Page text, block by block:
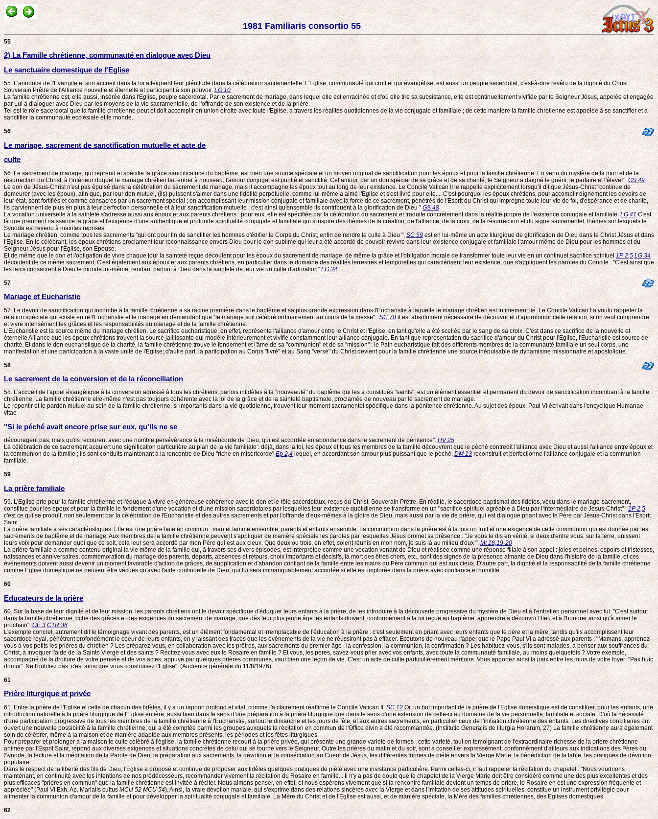
1981 Familiaris consortio 55
55
2) La Famille chrétienne, communauté en dialogue avec Dieu
Le sanctuaire domestique de l'Eglise
55. L'annonce de l'Evangile et son accueil dans la foi atteignent leur plénitude dans la célébration sacramentelle. L'Eglise, communauté qui croit et qui évangélise, est aussi un peuple sacerdotal, c'est-à-dire revêtu de la dignité du Christ
Souverain Prêtre de l'Alliance nouvelle et éternelle et participant à son pouvoir. LG 10
La famille chrétienne est, elle aussi, insérée dans l'Eglise, peuple sacerdotal. Par le sacrement de mariage, dans lequel elle est enracinée et d'où elle tire sa subsistance, elle est continuellement vivifiée par le Seigneur Jésus, appelée et engagée
par Lui à dialoguer avec Dieu par les moyens de la vie sacramentelle, de l'offrande de son existence et de la prière.
Tel est le rôle sacerdotal que la famille chrétienne peut et doit accomplir en union étroite avec toute l'Eglise, à travers les réalités quotidiennes de la vie conjugale et familiale ; de cette manière la famille chrétienne est appelée à se sanctifier et à
sanctifier la communauté ecclésiale et le monde.
56
Le mariage, sacrement de sanctification mutuelle et acte de
culte
56. Le sacrement de mariage, qui reprend et spécifie la grâce sanctificatrice du baptême, est bien une source spéciale et un moyen original de sanctification pour les époux et pour la famille chrétienne. En vertu du mystère de la mort et de la
résurrection du Christ, à l'intérieur duquel le mariage chrétien fait entrer à nouveau, l'amour conjugal est purifié et sanctifié: Cet amour, par un don spécial de sa grâce et de sa charité, le Seigneur a daigné le guérir, le parfaire et l'élever". GS 49
Le don de Jésus-Christ n'est pas épuisé dans la célébration du sacrement de mariage, mais il accompagne les époux tout au long de leur existence. Le Concile Vatican II le rappelle explicitement lorsqu'il dit que Jésus-Christ "continue de
demeurer (avec les époux), afin que, par leur don mutuel, (ils) puissent s'aimer dans une fidélité perpétuelle, comme lui-même a aimé l'Eglise et s'est livré pour elle.... C'est pourquoi les époux chrétiens, pour accomplir dignement les devoirs de
leur état, sont fortifiés et comme consacrés par un sacrement spécial ; en accomplissant leur mission conjugale et familiale avec la force de ce sacrement, pénétrés de l'Esprit du Christ qui imprègne toute leur vie de foi, d'espérance et de charité,
ils parviennent de plus en plus à leur perfection personnelle et à leur sanctification mutuelle ; c'est ainsi qu'ensemble ils contribuent à la glorification de Dieu " GS 48
La vocation universelle à la sainteté s'adresse aussi aux époux et aux parents chrétiens : pour eux, elle est spécifiée par la célébration du sacrement et traduite concrètement dans la réalité propre de l'existence conjugale et familiale. LG 41C'est
là que prennent naissance la grâce et l'exigence d'une authentique et profonde spiritualité conjugale et familiale qui s'inspire des thèmes de la création, de l'alliance, de la croix, de la résurrection et du signe sacramentel, thèmes sur lesquels le
Synode est revenu à maintes reprises.
Le mariage chrétien, comme tous les sacrements "qui ont pour fin de sanctifier les hommes d'édifier le Corps du Christ, enfin de rendre le culte à Dieu ", SC 59 est en lui-même un acte liturgique de glorification de Dieu dans le Christ Jésus et dans
l'Eglise. En le célébrant, les époux chrétiens proclament leur reconnaissance envers Dieu pour le don sublime qui leur a été accordé de pouvoir revivre dans leur existence conjugale et familiale l'amour même de Dieu pour les hommes et du
Seigneur Jésus pour l'Eglise, son Epouse.
Et de même que le don et l'obligation de vivre chaque jour la sainteté reçue découlent pour les époux du sacrement de mariage, de même la grâce et l'obligation morale de transformer toute leur vie en un continuel sacrifice spirituel1P 2,5 LG 34
découlent de ce même sacrement. C'est également aux époux et aux parents chrétiens, en particulier dans le domaine des réalités terrestres et temporelles qui caractérisent leur existence, que s'appliquent les paroles du Concile : "C'est ainsi que
les laïcs consacrent à Dieu le monde lui-même, rendant partout à Dieu dans la sainteté de leur vie un culte d'adoration" LG 34
57
Mariage et Eucharistie
57. Le devoir de sanctification qui incombe à la famille chrétienne a sa racine première dans le baptême et sa plus grande expression dans l'Eucharistie à laquelle le mariage chrétien est intimement lié. Le Concile Vatican I a voulu rappeler la
relation spéciale qui existe entre l'Eucharistie et le mariage en demandant que "le mariage soit célébré ordinairement au cours de la messe" : SC 78 il est absolument nécessaire de découvrir et d'approfondir cette relation, si on veut comprendre
et vivre intensément les grâces et les responsabilités du mariage et de la famille chrétienne.
L'Eucharistie est la source même du mariage chrétien. Le sacrifice eucharistique, en effet, représente l'alliance d'amour entre le Christ et l'Eglise, en tant qu'elle a été scellée par le sang de sa croix. C'est dans ce sacrifice de la nouvelle et
éternelle Alliance que les époux chrétiens trouvent la source jaillissante qui modèle intérieurement et vivifie constamment leur alliance conjugale. En tant que représentation du sacrifice d'amour du Christ pour l'Eglise, l'Eucharistie est source de
charité. Et dans le don eucharistique de la charité, la famille chrétienne trouve le fondement et l'âme de sa "communion" et de sa "mission" : le Pain eucharistique fait des différents membres de la communauté familiale un seul corps, une
manifestation et une participation à la vaste unité de l'Eglise; d'autre part, la participation au Corps "livré" et au Sang "versé" du Christ devient pour la famille chrétienne une source inépuisable de dynamisme missionnaire et apostolique.
58
Le sacrement de la conversion et de la réconciliation
58. L'accueil de l'appel évangélique à la conversion adressé à tous les chrétiens, parfois infidèles à la "nouveauté" du baptême qui les a constitués "saints", est un élément essentiel et permanent du devoir de sanctification incombant à la famille
chrétienne. La famille chrétienne elle-même n'est pas toujours cohérente avec la loi de la grâce et de la sainteté baptismale, proclamée de nouveau par le sacrement de mariage.
Le repentir et le pardon mutuel au sein de la famille chrétienne, si importants dans la vie quotidienne, trouvent leur moment sacramentel spécifique dans la pénitence chrétienne. Au sujet des époux, Paul VI écrivait dans l'encyclique Humanae
vitae
"Si le péché avait encore prise sur eux, qu'ils ne se
découragent pas, mais qu'ils recourent avec une humble persévérance à la miséricorde de Dieu, qui est accordée en abondance dans le sacrement de pénitence".HV 25
La célébration de ce sacrement acquiert une signification particulière au plan de la vie familiale : déjà, dans la foi, les époux et tous les membres de la famille découvrent que le péché contredit l'alliance avec Dieu et aussi l'alliance entre époux et
la communion de la famille ; ils sont conduits maintenant à la rencontre de Dieu "riche en miséricorde"Ep 2,4lequel, en accordant son amour plus puissant que le péché,DM 13reconstruit et perfectionne l'alliance conjugale et la communion
familiale.
59
La prière familiale
59. L'Eglise prie pour la famille chrétienne et l'éduque à vivre en généreuse cohérence avec le don et le rôle sacerdotaux, reçus du Christ, Souverain Prêtre. En réalité, le sacerdoce baptismal des fidèles, vécu dans le mariage-sacrement,
constitue pour les époux et pour la famille le fondement d'une vocation et d'une mission sacerdotales par lesquelles leur existence quotidienne se transforme en un "sacrifice spirituel agréable à Dieu par l'intermédiaire de Jésus-Christ" : 1P 2,5
c'est ce qui se produit, non seulement par la célébration de l'Eucharistie et des autres sacrements et par l'offrande d'eux-mêmes à la gloire de Dieu, mais aussi par la vie de prière, qui est dialogue priant avec le Père par Jésus-Christ dans l'Esprit
Saint.
La prière familiale a ses caractéristiques. Elle est une prière faite en commun : mari et femme ensemble, parents et enfants ensemble. La communion dans la prière est à la fois un fruit et une exigence de cette communion qui est donnée par les
sacrements de baptême et de mariage. Aux membres de la famille chrétienne peuvent s'appliquer de manière spéciale les paroles par lesquelles Jésus promet sa présence : "Je vous le dis en vérité, si deux d'entre vous, sur la terre, unissent
leurs voix pour demander quoi que ce soit, cela leur sera accordé par mon Père qui est aux cieux. Que deux ou trois, en effet, soient réunis en mon nom, je suis là au milieu d'eux ".Mt 18,19-20
La prière familiale a comme contenu original la vie même de la famille qui, à travers ses divers épisodes, est interprétée comme une vocation venant de Dieu et réalisée comme une réponse filiale à son appel : joies et peines, espoirs et tristesses,
naissances et anniversaires, commémoration du mariage des parents, départs, absences et retours, choix importants et décisifs, la mort des êtres chers, etc., sont des signes de la présence aimante de Dieu dans l'histoire de la famille, et ces
événements doivent aussi devenir un moment favorable d'action de grâces, de supplication et d'abandon confiant de la famille entre les mains du Père commun qui est aux cieux. D'autre part, la dignité et la responsabilité de la famille chrétienne
comme Eglise domestique ne peuvent être vécues qu'avec l'aide continuelle de Dieu, qui lui sera immanquablement accordée si elle est implorée dans la prière avec confiance et humilité.
60
Educateurs de la prière
60. Sur la base de leur dignité et de leur mission, les parents chrétiens ont le devoir spécifique d'éduquer leurs enfants à la prière, de les introduire à la découverte progressive du mystère de Dieu et à l'entretien personnel avec lui: "C'est surtout
dans la famille chrétienne, riche des grâces et des exigences du sacrement de mariage, que dès leur plus jeune âge les enfants doivent, conformément à la foi reçue au baptême, apprendre à découvrir Dieu et à l'honorer ainsi qu'à aimer le
prochain". GE 3 CTR 36
L'exemple concret, autrement dit le témoignage vivant des parents, est un élément fondamental et irremplaçable de l'éducation à la prière : c'est seulement en priant avec leurs enfants que le père et la mère, tandis qu'ils accomplissent leur
sacerdoce royal, pénètrent profondément le coeur de leurs enfants, en y laissant des traces que les événements de la vie ne réussiront pas à effacer. Ecoutons de nouveau l'appel que le Pape Paul VI a adressé aux parents : "Mamans, apprenez-
vous à vos petits les prières du chrétien ? Les préparez-vous, en collaboration avec les prêtres, aux sacrements du premier âge : la confession, la communion, la confirmation ? Les habituez-vous, s'ils sont malades, à penser aux souffrances du
Christ, à invoquer l'aide de la Sainte Vierge et des saints ? Récitez-vous avec eux le Rosaire en famille ? Et vous, les pères, savez-vous prier avec vos enfants, avec toute la communauté familiale, au moins quelquefois ? Votre exemple,
accompagné de la droiture de votre pensée et de vos actes, appuyé par quelques prières communes, vaut bien une leçon de vie. C'est un acte de culte particulièrement méritoire. Vous apportez ainsi la paix entre les murs de votre foyer: "Pax huic
domui". Ne l'oubliez pas, c'est ainsi que vous construisez l'Eglise". (Audience générale du 11/8/1976)
61
Prière liturgique et privée
61. Entre la prière de l'Eglise et celle de chacun des fidèles, il y a un rapport profond et vital, comme l'a clairement réaffirmé le Concile Vatican II. SC 12Or, un but important de la prière de l'Eglise domestique est de constituer, pour les enfants, une
introduction naturelle à la prière liturgique de l'Eglise entière, aussi bien dans le sens d'une préparation à la prière liturgique que dans le sens d'une extension de celle-ci au domaine de la vie personnelle, familiale et sociale. D'où la nécessité
d'une participation progressive de tous les membres de la famille chrétienne à l'Eucharistie, surtout le dimanche et les jours de fête, et aux autres sacrements, en particulier ceux de l'initiation chrétienne des enfants. Les directives conciliaires ont
ouvert une nouvelle possibilité à la famille chrétienne, qui a été comptée parmi les groupes auxquels la récitation en commun de l'Office divin a été recommandée. (Institutio Generalis de liturgia Horarum, 27) La famille chrétienne aura également
soin de célébrer, même à la maison et de manière adaptée aux membres présents, les périodes et les fêtes liturgiques.
Pour préparer et prolonger à la maison le culte célébré à l'église, la famille chrétienne recourt à la prière privée, qui présente une grande variété de formes : cette variété, tout en témoignant de l'extraordinaire richesse de la prière chrétienne
animée par l'Esprit Saint, répond aux diverses exigences et situations concrètes de celui qui se tourne vers le Seigneur. Outre les prières du matin et du soir, sont à conseiller expressément, conformément d'ailleurs aux indications des Pères du
Synode, la lecture et la méditation de la Parole de Dieu, la préparation aux sacrements, la dévotion et la consécration au Coeur de Jésus, les différentes formes de piété envers la Vierge Marie, la bénédiction de la table, les pratiques de dévotion
populaire.
Dans le respect de la liberté des fils de Dieu, l'Eglise a proposé et continue de proposer aux fidèles quelques pratiques de piété avec une insistance particulière. Parmi celles-ci, il faut rappeler la récitation du chapelet : "Nous voudrions
maintenant, en continuité avec les intentions de nos prédécesseurs, recommander vivement la récitation du Rosaire en famille... Il n'y a pas de doute que le chapelet de la Vierge Marie doit être considéré comme une des plus excellentes et des
plus efficaces "prières en commun" que la famille chrétienne est invitée à réciter. Nous aimons penser, en effet, et nous espérons vivement que si la rencontre familiale devient un temps de prière, le Rosaire en est une expression fréquente et
appréciée" (Paul VI Exh. Ap. Marialis cultusMCU 52 MCU 54). Ainsi, la vraie dévotion mariale, qui s'exprime dans des relations sincères avec la Vierge et dans l'imitation de ses attitudes spirituelles, constitue un instrument privilégié pour
alimenter la communion d'amour de la famille et pour développer la spiritualité conjugale et familiale. La Mère du Christ et de l'Eglise est aussi, et de manière spéciale, la Mère des familles chrétiennes, des Eglises domestiques.
62